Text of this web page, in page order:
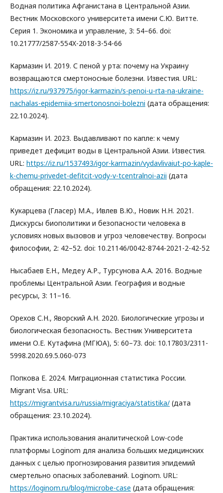
Водная политика Афганистана в Центральной Азии.
Вестник Московского университета имени С.Ю. Витте.
Серия 1. Экономика и управление, 3: 54–66. doi:
10.21777/2587-554X-2018-3-54-66
Кармазин И. 2019. С пеной у рта: почему на Украину
возвращаются смертоносные болезни. Известия. URL:
https://iz.ru/937975/igor-karmazin/s-penoi-u-rta-na-ukraine-
nachalas-epidemiia-smertonosnoi-bolezni (дата обращения:
22.10.2024).
Кармазин И. 2023. Выдавливают по капле: к чему
приведет дефицит воды в Центральной Азии. Известия.
URL: https://iz.ru/1537493/igor-karmazin/vydavlivaiut-po-kaple-
k-chemu-privedet-defitcit-vody-v-tcentralnoi-azii (дата
обращения: 22.10.2024).
Кукарцева (Гласер) М.А., Ивлев В.Ю., Новик Н.Н. 2021.
Дискурсы биополитики и безопасности человека в
условиях новых вызовов и угроз человечеству. Вопросы
философии, 2: 42–52. doi: 10.21146/0042-8744-2021-2-42-52
Нысабаев Е.Н., Медеу А.Р., Турсунова А.А. 2016. Водные
проблемы Центральной Азии. География и водные
ресурсы, 3: 11–16.
Орехов С.Н., Яворский А.Н. 2020. Биологические угрозы и
биологическая безопасность. Вестник Университета
имени О.Е. Кутафина (МГЮА), 5: 60–73. doi: 10.17803/2311-
5998.2020.69.5.060-073
Попкова Е. 2024. Миграционная статистика России.
Migrant Visa. URL:
https://migrantvisa.ru/russia/migraciya/statistika/ (дата
обращения: 23.10.2024).
Практика использования аналитической Low-code
платформы Loginom для анализа больших медицинских
данных с целью прогнозирования развития эпидемий
смертельно опасных заболеваний. Loginom. URL:
https://loginom.ru/blog/microbe-case (дата обращения: